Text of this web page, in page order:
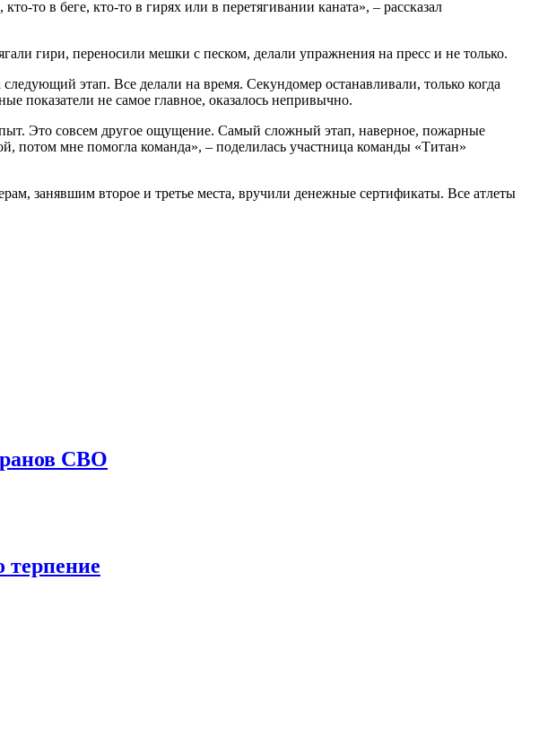
то в беге, кто-то в гирях или в перетягивании каната», – рассказал
гири, переносили мешки с песком, делали упражнения на пресс и не только.
этап. Все делали на время. Секундомер останавливали, только когда
показатели не самое главное, оказалось непривычно.
Это совсем другое ощущение. Самый сложный этап, наверное, пожарные
мне помогла команда», – поделилась участница команды «Титан»
занявшим второе и третье места, вручили денежные сертификаты. Все атлеты
СВО
терпение